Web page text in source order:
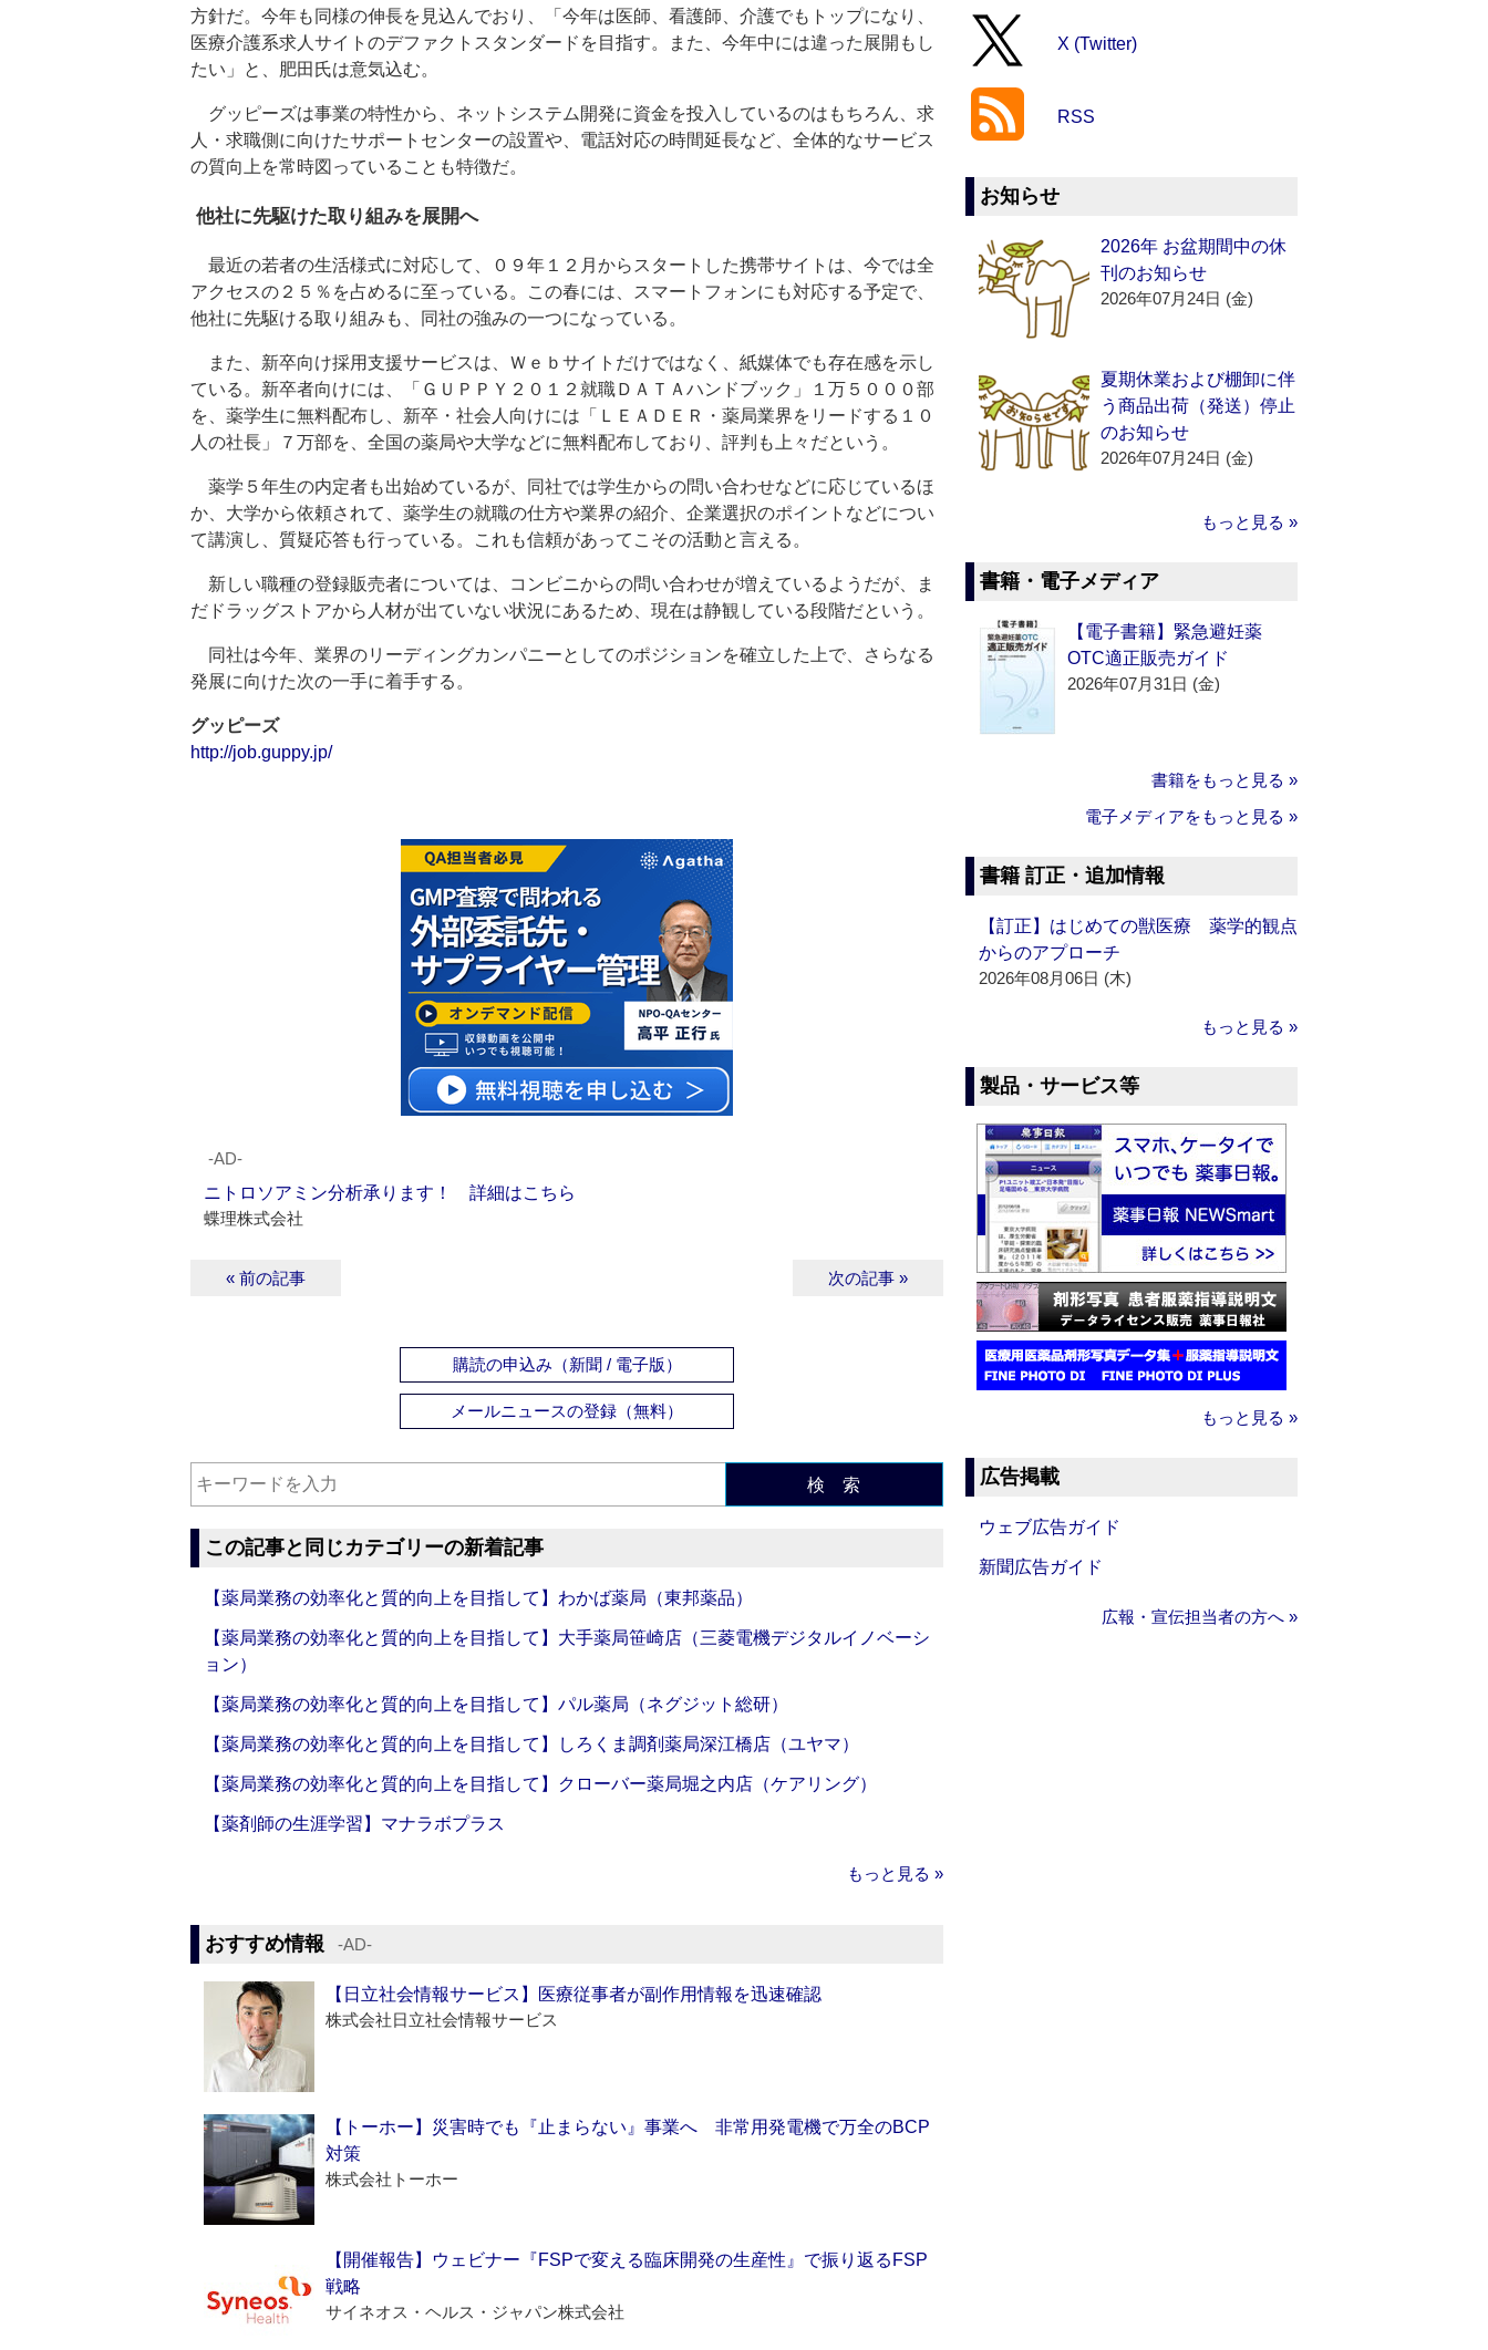
方針だ。今年も同様の伸長を見込んでおり、「今年は医師、看護師、介護でもトップになり、
医療介護系求人サイトのデファクトスタンダードを目指す。また、今年中には違った展開もし
たい」と、肥田氏は意気込む。
グッピーズは事業の特性から、ネットシステム開発に資金を投入しているのはもちろん、求
人・求職側に向けたサポートセンターの設置や、電話対応の時間延長など、全体的なサービス
の質向上を常時図っていることも特徴だ。
他社に先駆けた取り組みを展開へ
最近の若者の生活様式に対応して、０９年１２月からスタートした携帯サイトは、今では全
アクセスの２５％を占めるに至っている。この春には、スマートフォンにも対応する予定で、
他社に先駆ける取り組みも、同社の強みの一つになっている。
また、新卒向け採用支援サービスは、Ｗｅｂサイトだけではなく、紙媒体でも存在感を示し
ている。新卒者向けには、「ＧＵＰＰＹ２０１２就職ＤＡＴＡハンドブック」１万５０００部
を、薬学生に無料配布し、新卒・社会人向けには「ＬＥＡＤＥＲ・薬局業界をリードする１０
人の社長」７万部を、全国の薬局や大学などに無料配布しており、評判も上々だという。
薬学５年生の内定者も出始めているが、同社では学生からの問い合わせなどに応じているほ
か、大学から依頼されて、薬学生の就職の仕方や業界の紹介、企業選択のポイントなどについ
て講演し、質疑応答も行っている。これも信頼があってこその活動と言える。
新しい職種の登録販売者については、コンビニからの問い合わせが増えているようだが、ま
だドラッグストアから人材が出ていない状況にあるため、現在は静観している段階だという。
同社は今年、業界のリーディングカンパニーとしてのポジションを確立した上で、さらなる
発展に向けた次の一手に着手する。
グッピーズ
http://job.guppy.jp/
‐AD‐
ニトロソアミン分析承ります！ 詳細はこちら
蝶理株式会社
« 前の記事 次の記事 »
購読の申込み（新聞 / 電子版）
メールニュースの登録（無料）
検 索
この記事と同じカテゴリーの新着記事
【薬局業務の効率化と質的向上を目指して】わかば薬局（東邦薬品）
【薬局業務の効率化と質的向上を目指して】大手薬局笹崎店（三菱電機デジタルイノベーシ
ョン）
【薬局業務の効率化と質的向上を目指して】パル薬局（ネグジット総研）
【薬局業務の効率化と質的向上を目指して】しろくま調剤薬局深江橋店（ユヤマ）
【薬局業務の効率化と質的向上を目指して】クローバー薬局堀之内店（ケアリング）
【薬剤師の生涯学習】マナラボプラス
もっと見る »
おすすめ情報 ‐AD‐
【日立社会情報サービス】医療従事者が副作用情報を迅速確認
株式会社日立社会情報サービス
【トーホー】災害時でも『止まらない』事業へ 非常用発電機で万全のBCP
対策
株式会社トーホー
【開催報告】ウェビナー『FSPで変える臨床開発の生産性』で振り返るFSP
戦略
サイネオス・ヘルス・ジャパン株式会社
X (Twitter)
RSS
お知らせ
2026年 お盆期間中の休
刊のお知らせ
2026年07月24日 (金)
夏期休業および棚卸に伴
う商品出荷（発送）停止
のお知らせ
2026年07月24日 (金)
もっと見る »
書籍・電子メディア
【電子書籍】緊急避妊薬
OTC適正販売ガイド
2026年07月31日 (金)
書籍をもっと見る »
電子メディアをもっと見る »
書籍 訂正・追加情報
【訂正】はじめての獣医療 薬学的観点
からのアプローチ
2026年08月06日 (木)
もっと見る »
製品・サービス等
もっと見る »
広告掲載
ウェブ広告ガイド
新聞広告ガイド
広報・宣伝担当者の方へ »